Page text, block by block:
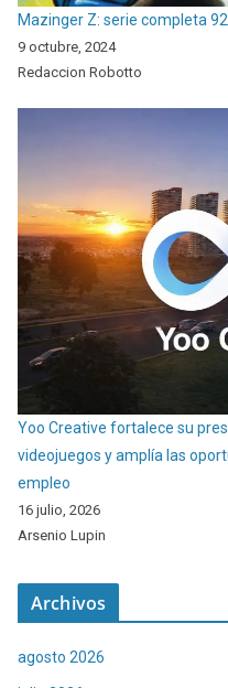
Mazinger Z: serie completa
9 octubre, 2024
Redaccion Robotto
Yoo Creative fortalece su
videojuegos y amplía las
empleo
16 julio, 2026
Arsenio Lupin
Archivos
agosto 2026